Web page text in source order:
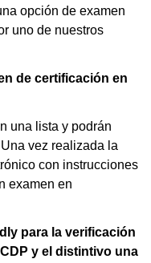
opción de examen
uno de nuestros
de certificación en
una lista y podrán
vez realizada la
con instrucciones
examen en
para la verificación
y el distintivo una